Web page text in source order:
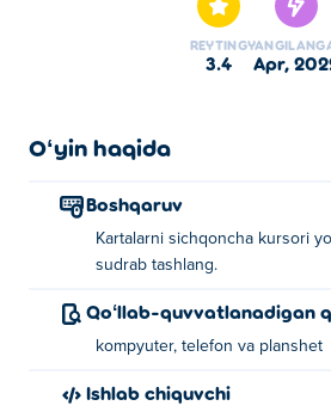
REYTING
3.4 apr,
Oʻyin haqida
Boshqaruv
Kartalarni sichqoncha kursori
sudrab tashlang.
Qoʻllab-quvvatlanadigan
kompyuter, telefon va planshet
Ishlab chiquvchi